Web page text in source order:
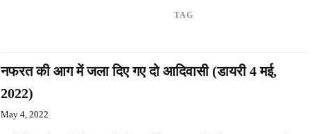
TAG
नफरत की आग में जला दिए गए दो आदिवासी (डायरी 4 मई,
2022)
May 4, 2022